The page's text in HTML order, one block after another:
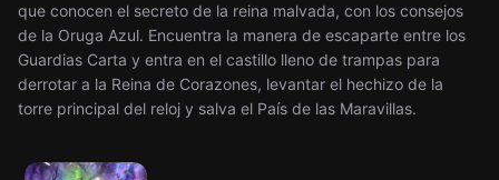
que conocen el secreto de la reina malvada, con los consejos
de la Oruga Azul. Encuentra la manera de escaparte entre los
Guardias Carta y entra en el castillo lleno de trampas para
derrotar a la Reina de Corazones, levantar el hechizo de la
torre principal del reloj y salva el País de las Maravillas.